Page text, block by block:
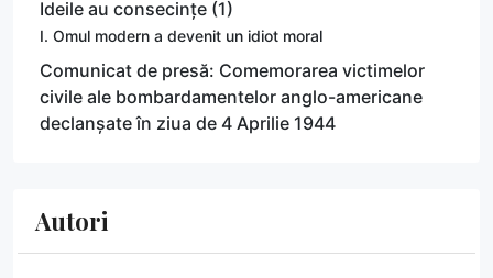
Ideile au consecințe (1)
I. Omul modern a devenit un idiot moral
Comunicat de presă: Comemorarea victimelor
civile ale bombardamentelor anglo-americane
declanșate în ziua de 4 Aprilie 1944
Autori